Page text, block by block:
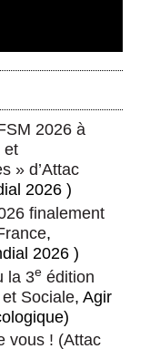
2026 à
et
» d’Attac
2026 )
finalement
,
2026 )
la 3e édition
Sociale, Agir
vous ! (Attac